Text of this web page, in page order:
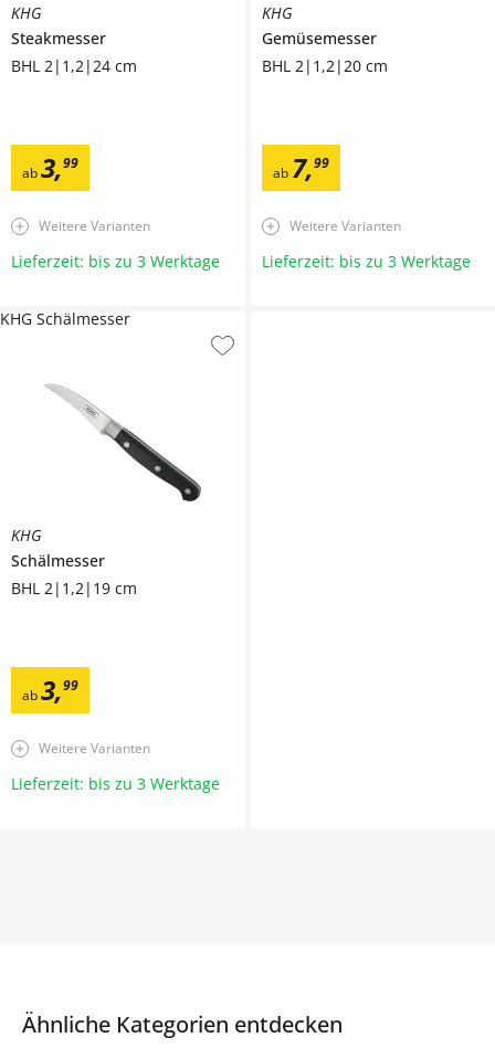
KHG
Steakmesser
BHL 2|1,2|24 cm
ab3,99
Weitere Varianten
Lieferzeit: bis zu 3 Werktage
KHG
Gemüsemesser
BHL 2|1,2|20 cm
ab 7,99
Weitere Varianten
Lieferzeit: bis zu 3 Werktage
KHG
Schälmesser
BHL 2|1,2|19 cm
ab3,99
KHG Schälmesser
Weitere Varianten
Lieferzeit: bis zu 3 Werktage
Ähnliche Kategorien entdecken